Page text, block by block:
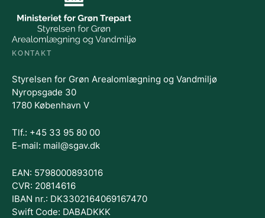
KONTAKT
Styrelsen for Grøn Arealomlægning og Vandmiljø
Nyropsgade 30
1780 København V
Tlf.: +45 33 95 80 00
E-mail: mail@sgav.dk
EAN: 5798000893016
CVR: 20814616
IBAN nr.: DK3302164069167470
Swift Code: DABADKKK